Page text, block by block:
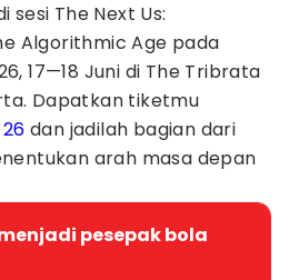
The Next Us:
Algorithmic Age pada
17—18 Juni di The Tribrata
Dapatkan tiketmu
dan jadilah bagian dari
arah masa depan
pesepak bola